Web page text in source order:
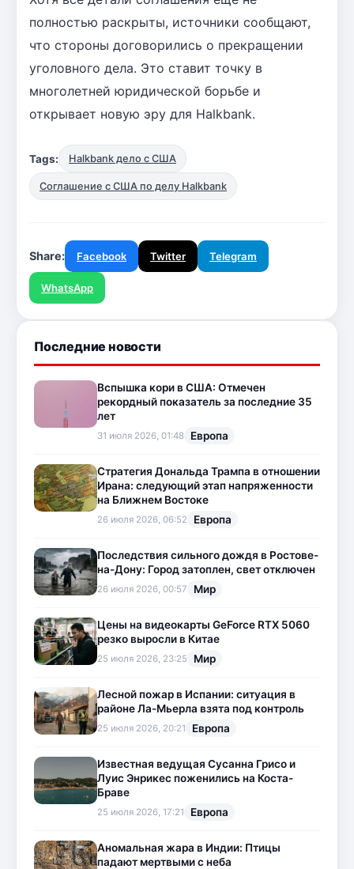
полностью раскрыты, источники сообщают,
что стороны договорились о прекращении
уголовного дела. Это ставит точку в
многолетней юридической борьбе и
открывает новую эру для Halkbank.
Tags: Halkbank дело с США
Соглашение с США по делу Halkbank
Share: Facebook Twitter Telegram
WhatsApp
Последние новости
Вспышка кори в США: Отмечен
рекордный показатель за последние 35
лет
31 июля 2026, 01:48 Европа
Стратегия Дональда Трампа в отношении
Ирана: следующий этап напряженности
на Ближнем Востоке
26 июля 2026, 06:52 Европа
Последствия сильного дождя в Ростове-
на-Дону: Город затоплен, свет отключен
26 июля 2026, 00:57 Мир
Цены на видеокарты GeForce RTX 5060
резко выросли в Китае
25 июля 2026, 23:25 Мир
Лесной пожар в Испании: ситуация в
районе Ла-Мьерла взята под контроль
25 июля 2026, 20:21 Европа
Известная ведущая Сусанна Грисо и
Луис Энрикес поженились на Коста-
Браве
25 июля 2026, 17:21 Европа
Аномальная жара в Индии: Птицы
падают мертвыми с неба